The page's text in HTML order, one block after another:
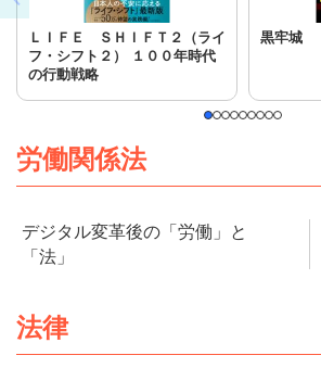
ＬＩＦＥ ＳＨＩＦＴ２（ライ
フ・シフト２） １００年時代
の行動戦略
黒牢城
労働関係法
デジタル変革後の「労働」と
「法」
法律